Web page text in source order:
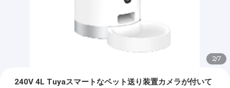
2/7
240V 4L Tuyaスマートなペット送り装置カメラが付いて